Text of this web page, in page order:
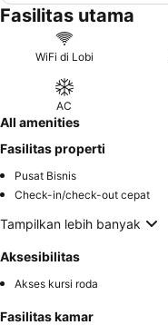
Fasilitas utama
WiFi di Lobi
AC
All amenities
Fasilitas properti
Pusat Bisnis
Check-in/check-out cepat
Tampilkan lebih banyak
Aksesibilitas
Akses kursi roda
Fasilitas kamar